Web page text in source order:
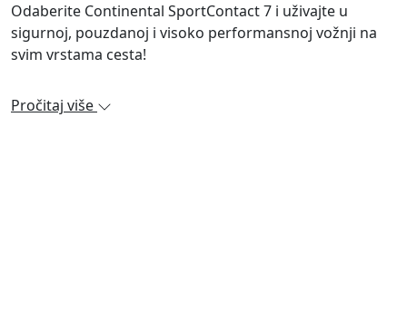
Odaberite Continental SportContact 7 i uživajte u
sigurnoj, pouzdanoj i visoko performansnoj vožnji na
svim vrstama cesta!
Pročitaj više